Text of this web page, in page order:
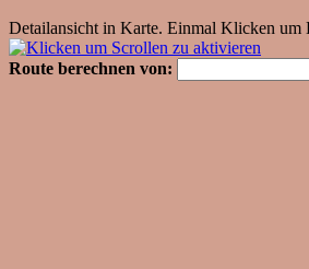
Detailansicht in Karte. Einmal Klicken um
Route berechnen von: